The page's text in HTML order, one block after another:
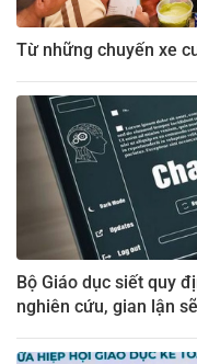
Từ những chuyến xe
Bộ Giáo dục siết quy
nghiên cứu, gian lận